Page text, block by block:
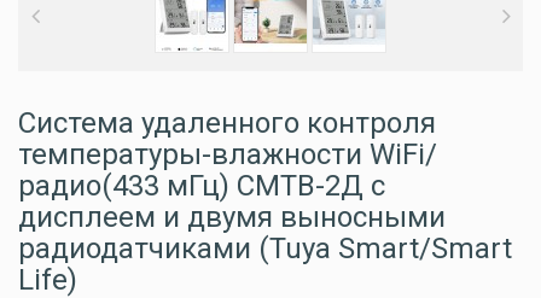
Система удаленного контроля
температуры-влажности WiFi/
радио(433 мГц) СМТВ-2Д с
дисплеем и двумя выносными
радиодатчиками (Tuya Smart/Smart
Life)